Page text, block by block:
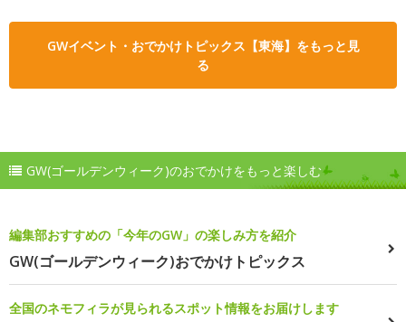
GWイベント・おでかけトピックス【東海】をもっと見
る
GW(ゴールデンウィーク)のおでかけをもっと楽しむ
編集部おすすめの「今年のGW」の楽しみ方を紹介
GW(ゴールデンウィーク)おでかけトピックス
全国のネモフィラが見られるスポット情報をお届けします